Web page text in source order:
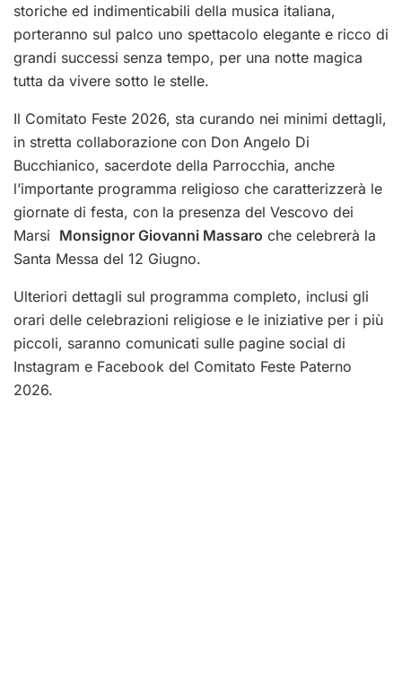
storiche ed indimenticabili della musica italiana,
porteranno sul palco uno spettacolo elegante e ricco di
grandi successi senza tempo, per una notte magica
tutta da vivere sotto le stelle.
Il Comitato Feste 2026, sta curando nei minimi dettagli,
in stretta collaborazione con Don Angelo Di
Bucchianico, sacerdote della Parrocchia, anche
l’importante programma religioso che caratterizzerà le
giornate di festa, con la presenza del Vescovo dei
Marsi Monsignor Giovanni Massaro che celebrerà la
Santa Messa del 12 Giugno.
Ulteriori dettagli sul programma completo, inclusi gli
orari delle celebrazioni religiose e le iniziative per i più
piccoli, saranno comunicati sulle pagine social di
Instagram e Facebook del Comitato Feste Paterno
2026.